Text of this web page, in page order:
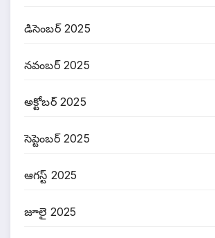
డిసెంబర్ 2025
నవంబర్ 2025
అక్టోబర్ 2025
సెప్టెంబర్ 2025
ఆగస్ట్ 2025
జూలై 2025